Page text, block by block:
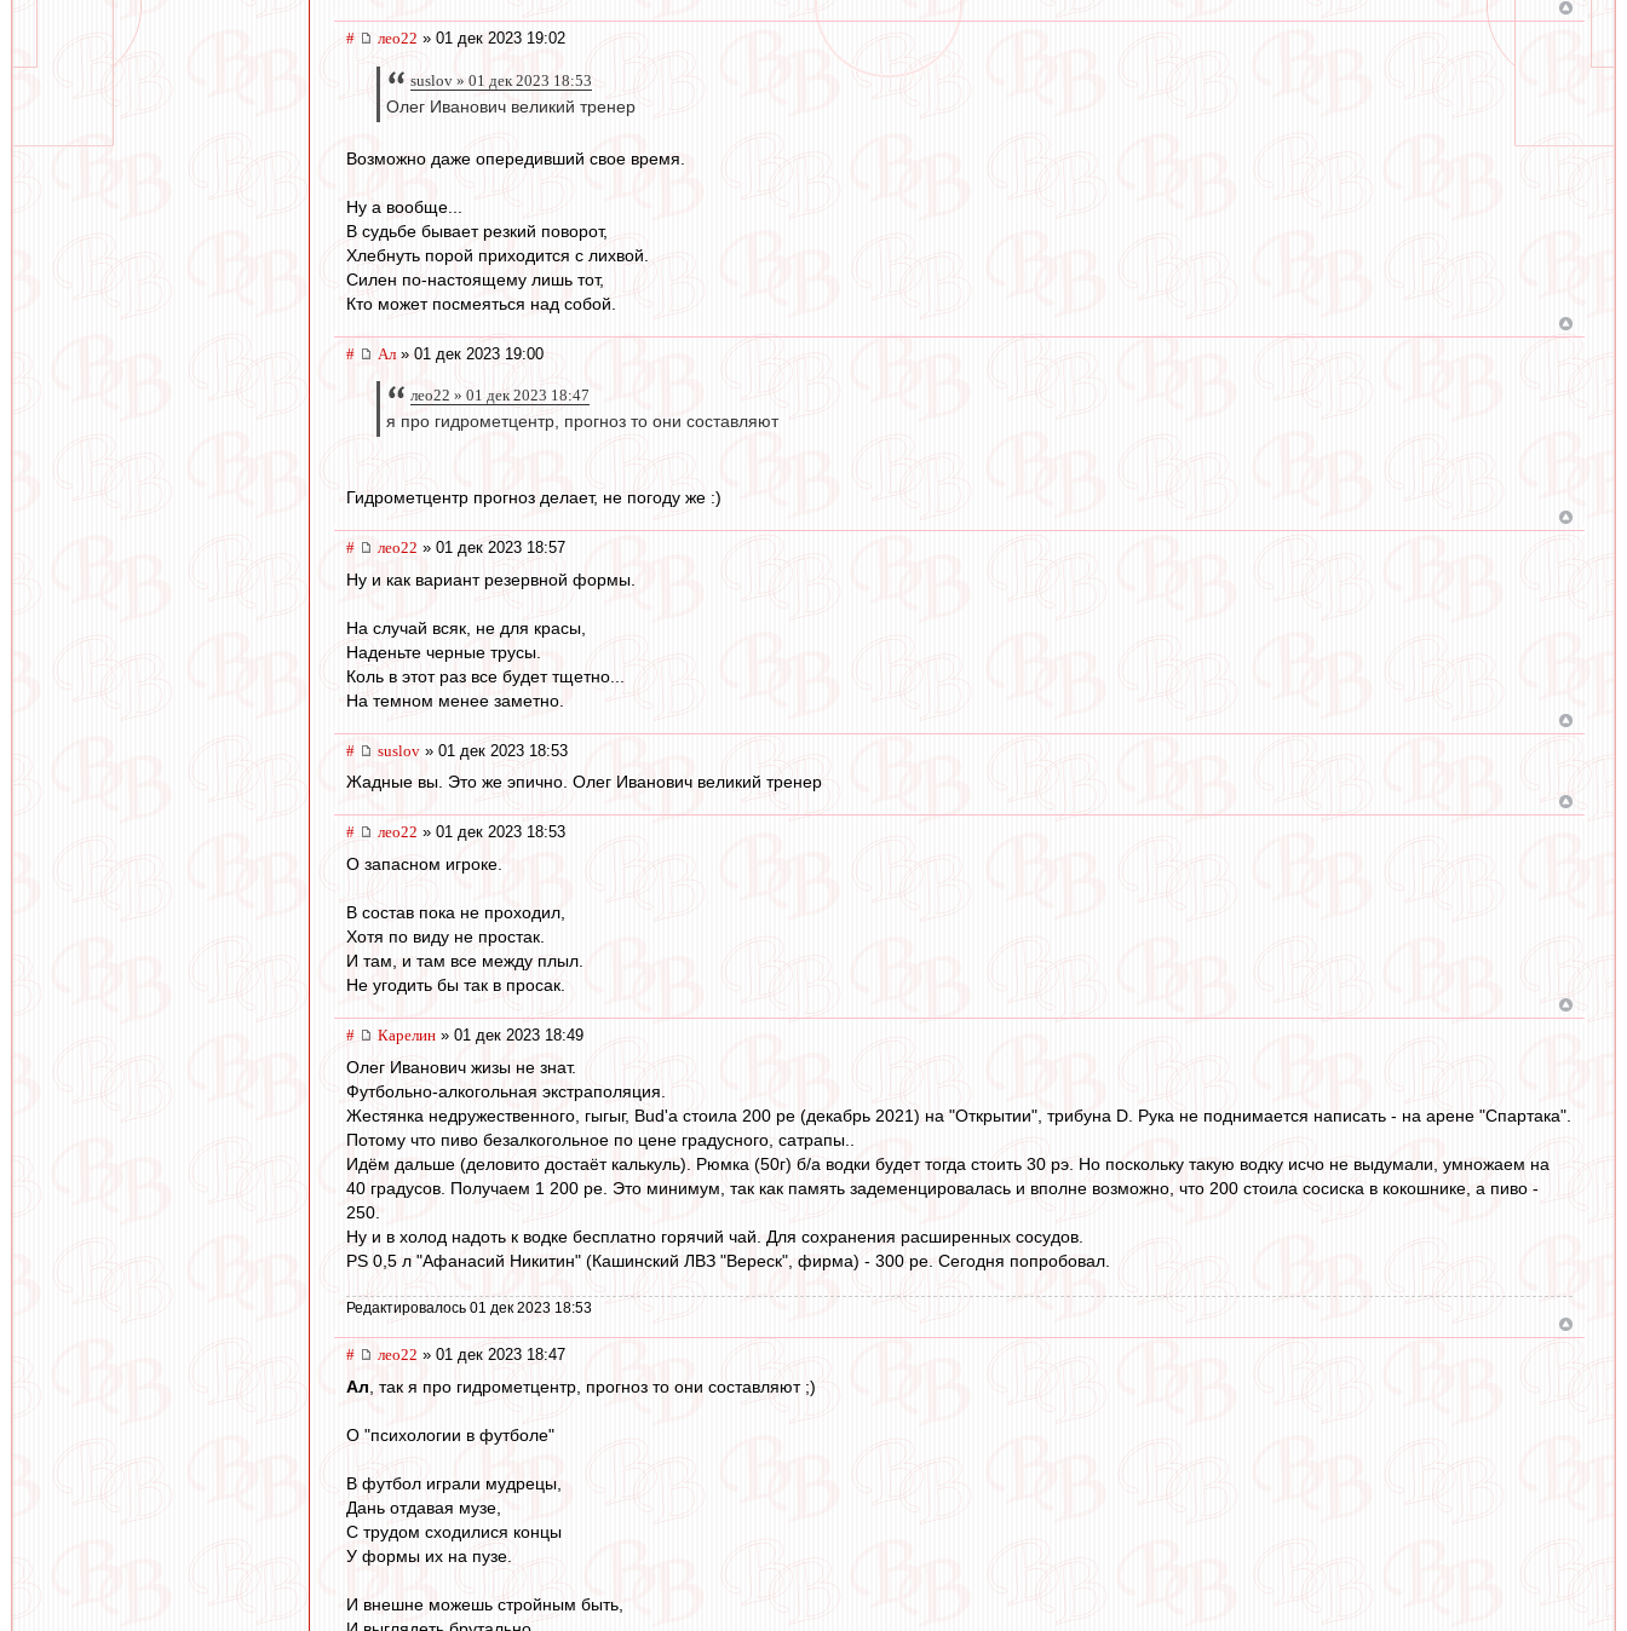
# лео22 » 01 дек 2023 19:02
suslov » 01 дек 2023 18:53
Олег Иванович великий тренер
Возможно даже опередивший свое время.
Ну а вообще...
В судьбе бывает резкий поворот,
Хлебнуть порой приходится с лихвой.
Силен по-настоящему лишь тот,
Кто может посмеяться над собой.
# Ал » 01 дек 2023 19:00
лео22 » 01 дек 2023 18:47
я про гидрометцентр, прогноз то они составляют
Гидрометцентр прогноз делает, не погоду же :)
# лео22 » 01 дек 2023 18:57
Ну и как вариант резервной формы.
На случай всяк, не для красы,
Наденьте черные трусы.
Коль в этот раз все будет тщетно...
На темном менее заметно.
# suslov » 01 дек 2023 18:53
Жадные вы. Это же эпично. Олег Иванович великий тренер
# лео22 » 01 дек 2023 18:53
О запасном игроке.
В состав пока не проходил,
Хотя по виду не простак.
И там, и там все между плыл.
Не угодить бы так в просак.
# Карелин » 01 дек 2023 18:49
Олег Иванович жизы не знат.
Футбольно-алкогольная экстраполяция.
Жестянка недружественного, гыгыг, Bud'а стоила 200 ре (декабрь 2021) на "Открытии", трибуна D. Рука не поднимается написать - на арене "Спартака".
Потому что пиво безалкогольное по цене градусного, сатрапы..
Идём дальше (деловито достаёт калькуль). Рюмка (50г) б/а водки будет тогда стоить 30 рэ. Но поскольку такую водку исчо не выдумали, умножаем на
40 градусов. Получаем 1 200 ре. Это минимум, так как память задеменцировалась и вполне возможно, что 200 стоила сосиска в кокошнике, а пиво -
250.
Ну и в холод надоть к водке бесплатно горячий чай. Для сохранения расширенных сосудов.
PS 0,5 л "Афанасий Никитин" (Кашинский ЛВЗ "Вереск", фирма) - 300 ре. Сегодня попробовал.
Редактировалось 01 дек 2023 18:53
# лео22 » 01 дек 2023 18:47
Ал , так я про гидрометцентр, прогноз то они составляют ;)
О "психологии в футболе"
В футбол играли мудрецы,
Дань отдавая музе,
С трудом сходилися концы
У формы их на пузе.
И внешне можешь стройным быть,